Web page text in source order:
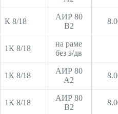
К 8/18
АИР 80
В2
1К 8/18
на раме
без э/дв
1К 8/18
АИР 80
А2
1К 8/18
АИР 80
В2